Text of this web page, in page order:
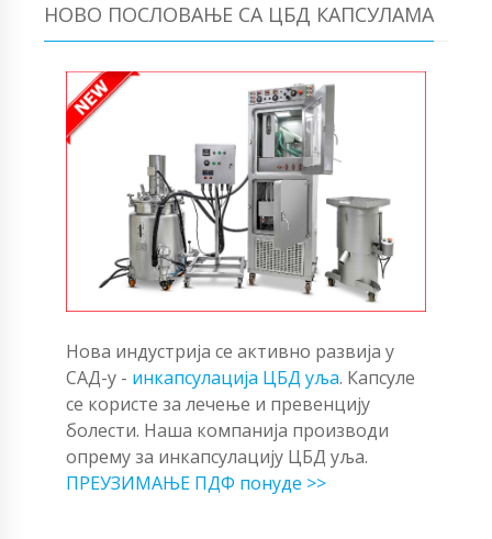
НОВО ПОСЛОВАЊЕ СА ЦБД КАПСУЛАМА
Нова индустрија се активно развија у
САД-у - инкапсулација ЦБД уља. Капсуле
се користе за лечење и превенцију
болести. Наша компанија производи
опрему за инкапсулацију ЦБД уља.
ПРЕУЗИМАЊЕ ПДФ понуде >>